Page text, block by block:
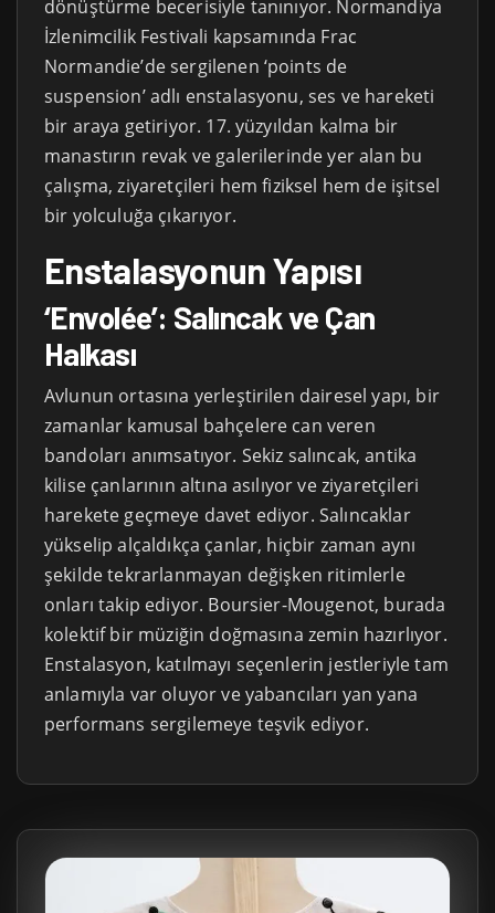
dönüştürme becerisiyle tanınıyor. Normandiya
İzlenimcilik Festivali kapsamında Frac
Normandie’de sergilenen ‘points de
suspension’ adlı enstalasyonu, ses ve hareketi
bir araya getiriyor. 17. yüzyıldan kalma bir
manastırın revak ve galerilerinde yer alan bu
çalışma, ziyaretçileri hem fiziksel hem de işitsel
bir yolculuğa çıkarıyor.
Enstalasyonun Yapısı
‘Envolée’: Salıncak ve Çan
Halkası
Avlunun ortasına yerleştirilen dairesel yapı, bir
zamanlar kamusal bahçelere can veren
bandoları anımsatıyor. Sekiz salıncak, antika
kilise çanlarının altına asılıyor ve ziyaretçileri
harekete geçmeye davet ediyor. Salıncaklar
yükselip alçaldıkça çanlar, hiçbir zaman aynı
şekilde tekrarlanmayan değişken ritimlerle
onları takip ediyor. Boursier-Mougenot, burada
kolektif bir müziğin doğmasına zemin hazırlıyor.
Enstalasyon, katılmayı seçenlerin jestleriyle tam
anlamıyla var oluyor ve yabancıları yan yana
performans sergilemeye teşvik ediyor.